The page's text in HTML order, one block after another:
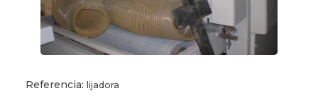
Referencia: lijadora